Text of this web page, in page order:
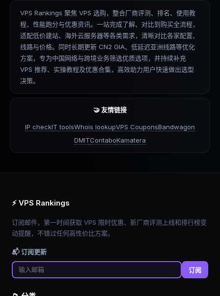
VPS Rankings 聚焦 VPS 选购，整合厂商评测、排名、使用教
程、性能跑分与优惠资讯。一站完成了解、对比到购买全流程，
适配低价建站、海外云服务器等各类需求，清晰对比各家配置、
线路与价格。同时长期更新 CN2 GIA、低延迟亚洲线路等优化
方案，专为中国网络与跨境业务筛选优质选项，并持续补充
VPS 推荐、实操教程及优惠合集，高效助力用户快速做出选型
决策。
🤝 友情链接
IP checkIT toolsWhois lookupVPS CouponsBandwagon
DMITContaboKamatera
⚡ VPS Rankings
订阅邮件，第一时间获取 VPS 限时优惠、新厂商评测上线和排行榜变
动提醒，不错过任何高性价比方案。
📬 订阅更新
订阅